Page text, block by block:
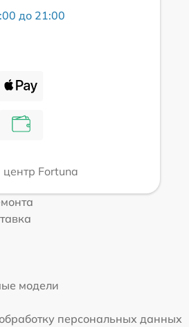
до 21:00
Fortuna
модели
персональных данных